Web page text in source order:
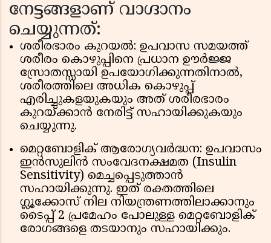
നേട്ടങ്ങളാണ് വാഗ്ദാനം
ചെയ്യുന്നത്:
ശരീരഭാരം കുറയൽ: ഉപവാസ സമയത്ത്
ശരീരം കൊഴുപ്പിനെ പ്രധാന ഊർജ്ജ
സ്രോതസ്സായി ഉപയോഗിക്കുന്നതിനാൽ,
ശരീരത്തിലെ അധിക കൊഴുപ്പ്
എരിച്ചുകളയുകയും അത് ശരീരഭാരം
കുറയ്ക്കാൻ നേരിട്ട് സഹായിക്കുകയും
ചെയ്യുന്നു.
മെറ്റബോളിക് ആരോഗ്യവർദ്ധന: ഉപവാസം
ഇൻസുലിൻ സംവേദനക്ഷമത (Insulin
Sensitivity) മെച്ചപ്പെടുത്താൻ
സഹായിക്കുന്നു. ഇത് രക്തത്തിലെ
ഗ്ലൂക്കോസ് നില നിയന്ത്രണത്തിലാക്കാനും
ടൈപ്പ് 2 പ്രമേഹം പോലുള്ള മെറ്റബോളിക്
രോഗങ്ങളെ തടയാനും സഹായിക്കും.